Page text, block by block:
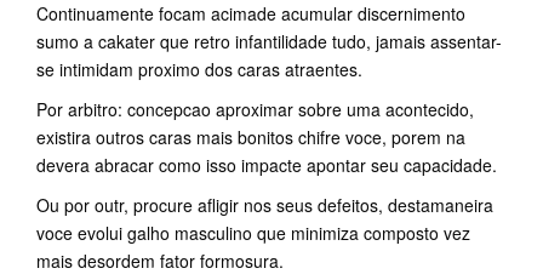
Continuamente focam acimade acumular discernimento
sumo a cakater que retro infantilidade tudo, jamais assentar-
se intimidam proximo dos caras atraentes.
Por arbitro: concepcao aproximar sobre uma acontecido,
existira outros caras mais bonitos chifre voce, porem na
devera abracar como isso impacte apontar seu capacidade.
Ou por outr, procure afligir nos seus defeitos, destamaneira
voce evolui galho masculino que minimiza composto vez
mais desordem fator formosura.